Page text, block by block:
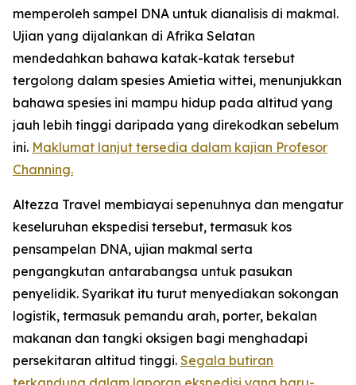
memperoleh sampel DNA untuk dianalisis di makmal.
Ujian yang dijalankan di Afrika Selatan
mendedahkan bahawa katak-katak tersebut
tergolong dalam spesies Amietia wittei, menunjukkan
bahawa spesies ini mampu hidup pada altitud yang
jauh lebih tinggi daripada yang direkodkan sebelum
ini. Maklumat lanjut tersedia dalam kajian Profesor
Channing.
Altezza Travel membiayai sepenuhnya dan mengatur
keseluruhan ekspedisi tersebut, termasuk kos
pensampelan DNA, ujian makmal serta
pengangkutan antarabangsa untuk pasukan
penyelidik. Syarikat itu turut menyediakan sokongan
logistik, termasuk pemandu arah, porter, bekalan
makanan dan tangki oksigen bagi menghadapi
persekitaran altitud tinggi. Segala butiran